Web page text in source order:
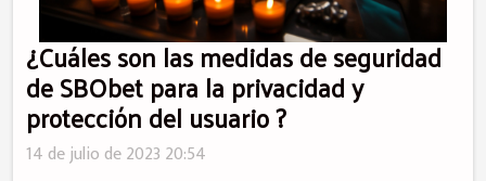
¿Cuáles son las medidas de seguridad
de SBObet para la privacidad y
protección del usuario ?
14 de julio de 2023 20:54